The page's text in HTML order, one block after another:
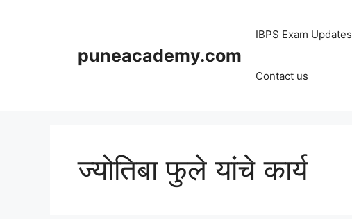
puneacademy.com
IBPS Exam Updates
Contact us
ज्योतिबा फुले यांचे कार्य